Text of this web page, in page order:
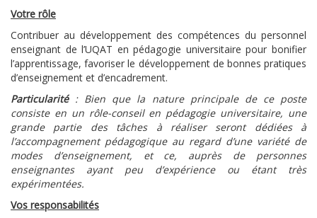
Votre rôle
Contribuer au développement des compétences du personnel
enseignant de l’UQAT en pédagogie universitaire pour bonifier
l’apprentissage, favoriser le développement de bonnes pratiques
d’enseignement et d’encadrement.
Particularité : Bien que la nature principale de ce poste
consiste en un rôle-conseil en pédagogie universitaire, une
grande partie des tâches à réaliser seront dédiées à
l’accompagnement pédagogique au regard d’une variété de
modes d’enseignement, et ce, auprès de personnes
enseignantes ayant peu d’expérience ou étant très
expérimentées.
Vos responsabilités